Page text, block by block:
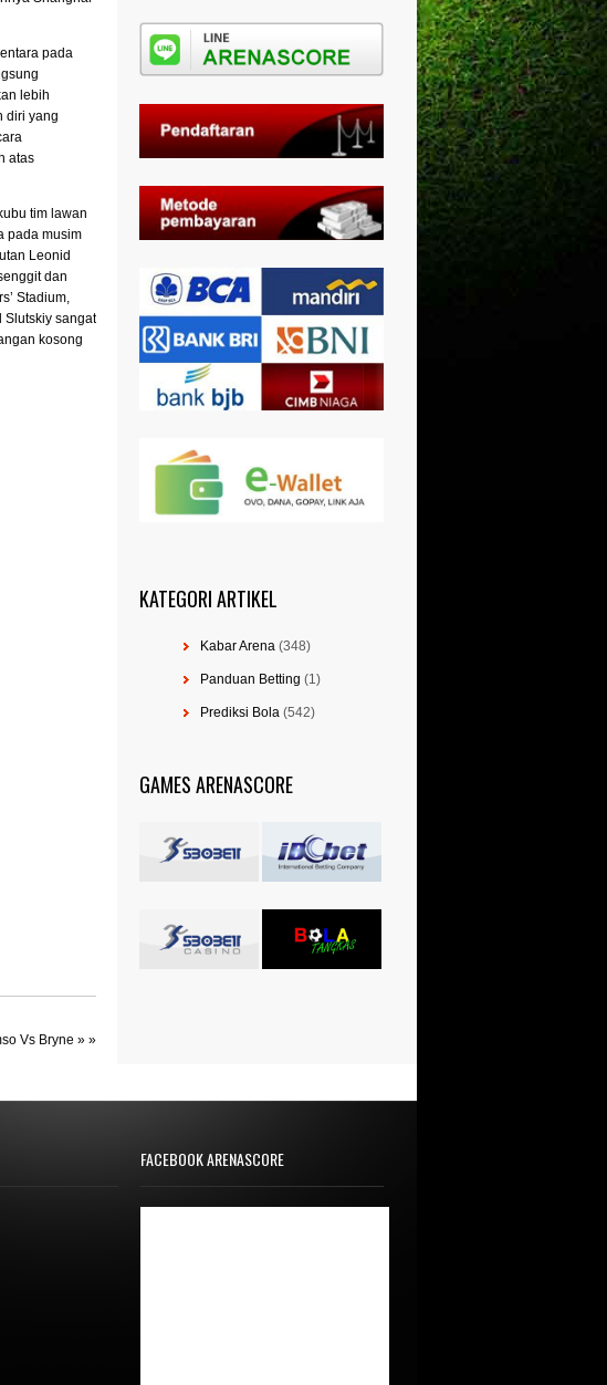
pada
lebih
diri yang
atas
tim lawan
pada musim
Leonid
dan
Stadium,
Slutskiy sangat
kosong
Vs Bryne » »
KATEGORI ARTIKEL
Kabar Arena (348)
Panduan Betting (1)
Prediksi Bola (542)
GAMES ARENASCORE
FACEBOOK ARENASCORE